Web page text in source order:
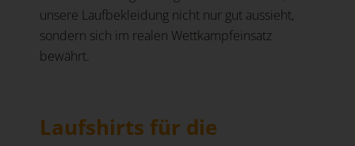
unsere Laufbekleidung nicht nur gut aussieht,
sondern sich im realen Wettkampfeinsatz
bewährt.
Laufshirts für die